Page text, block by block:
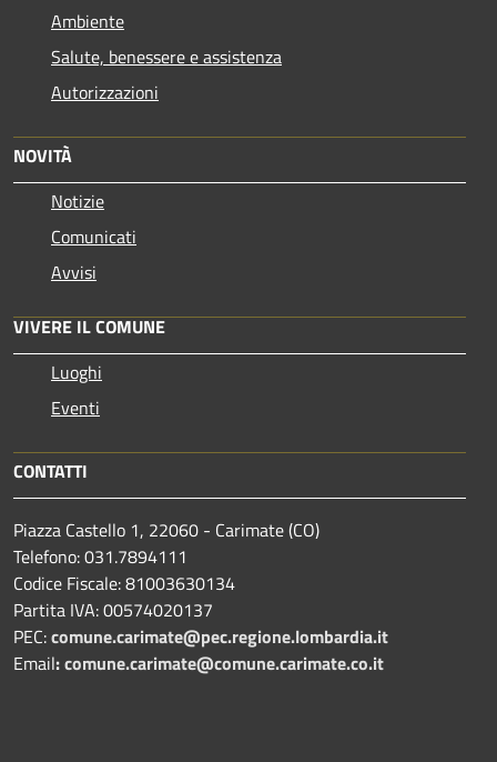
Ambiente
Salute, benessere e assistenza
Autorizzazioni
NOVITÀ
Notizie
Comunicati
Avvisi
VIVERE IL COMUNE
Luoghi
Eventi
CONTATTI
Piazza Castello 1, 22060 - Carimate (CO)
Telefono: 031.7894111
Codice Fiscale: 81003630134
Partita IVA: 00574020137
PEC:comune.carimate@pec.regione.lombardia.it
Email:comune.carimate@comune.carimate.co.it